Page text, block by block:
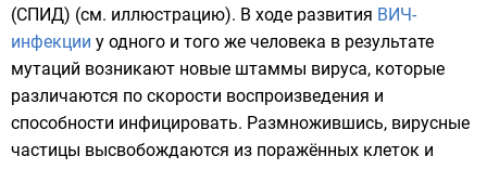
(СПИД) (см. иллюстрацию). В ходе развития ВИЧ-
инфекции у одного и того же человека в результате
мутаций возникают новые штаммы вируса, которые
различаются по скорости воспроизведения и
способности инфицировать. Размножившись, вирусные
частицы высвобождаются из поражённых клеток и